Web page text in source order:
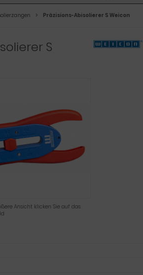
Präzisions-Abisolierer S Weicon
S
Ansicht klicken Sie auf das